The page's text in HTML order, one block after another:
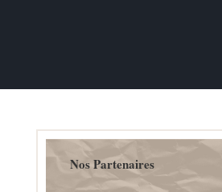
Nos Partenaires